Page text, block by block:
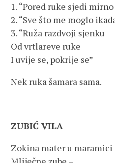
1. “Pored ruke sjedi
2. “Sve što me moglo
3. “Ruža razdvoji sjenku
Od vrtlareve ruke
I uvije se, pokrije se”
Nek ruka šamara sama.
ZUBIĆ VILA
Zokina mater u maramici